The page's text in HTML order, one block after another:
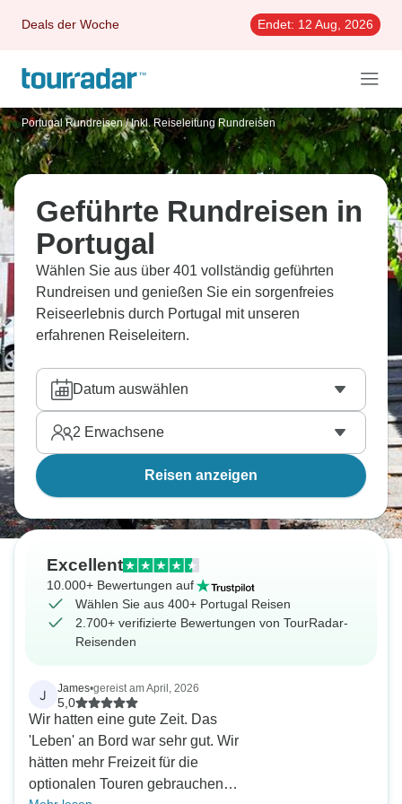
Deals der Woche Endet: 12 Aug, 2026
Portugal Rundreisen / Inkl. Reiseleitung Rundreisen
Geführte Rundreisen in
Portugal
Wählen Sie aus über 401 vollständig geführten
Rundreisen und genießen Sie ein sorgenfreies
Reiseerlebnis durch Portugal mit unseren
erfahrenen Reiseleitern.
Datum auswählen
2 Erwachsene
Reisen anzeigen
Excellent
10.000+ Bewertungen auf
Wählen Sie aus 400+ Portugal Reisen
2.700+ verifizierte Bewertungen von TourRadar-
Reisenden
J James•gereist am April, 2026
5,0
Wir hatten eine gute Zeit. Das
'Leben' an Bord war sehr gut. Wir
hätten mehr Freizeit für die
optionalen Touren gebrauchen